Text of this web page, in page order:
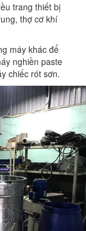
trang thiết bị
thợ cơ khí
máy khác để
nghiền paste
chiếc rót sơn.